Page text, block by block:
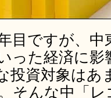
目ですが、
った経済に
投資対象はあ
そんな中「